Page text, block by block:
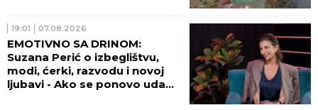
19:01 07.08.2026
EMOTIVNO SA DRINOM:
Suzana Perić o izbeglištvu,
modi, ćerki, razvodu i novoj
ljubavi - Ako se ponovo udam,